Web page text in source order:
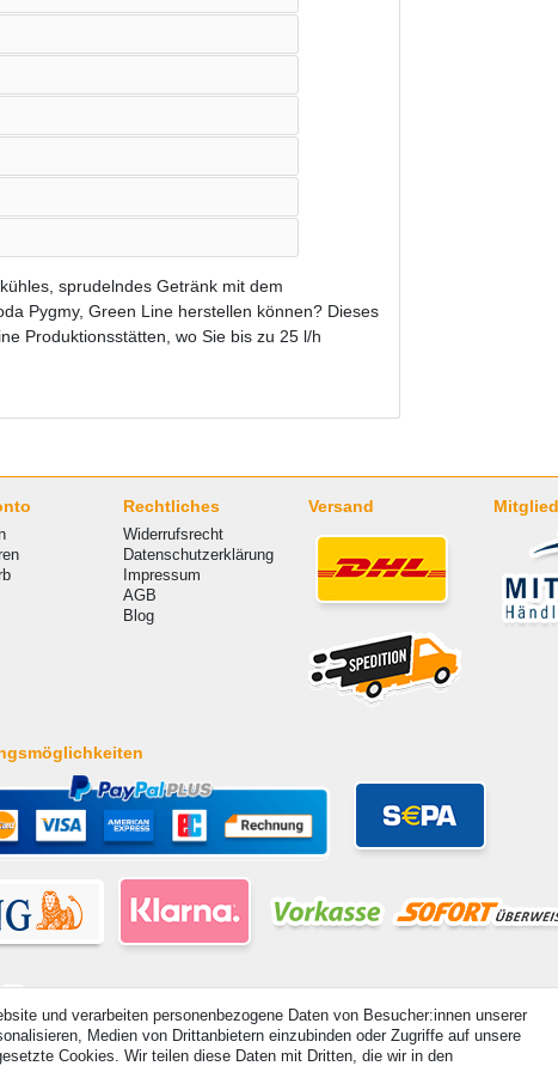
sprudelndes Getränk mit dem
Pygmy, Green Line herstellen können? Dieses
Produktionsstätten, wo Sie bis zu 25 l/h
Rechtliches
Widerrufsrecht
Datenschutzerklärung
Impressum
AGB
Blog
Versand
vorbehalten. Preisangaben inkl. gesetzl. 19% MwSt. | Grundpreise siehe Artikeldetail | *Gilt für
und verarbeiten personenbezogene Daten von Besucher:innen unserer
Medien von Drittanbietern einzubinden oder Zugriffe auf unsere
Cookies. Wir teilen diese Daten mit Dritten, die wir in den